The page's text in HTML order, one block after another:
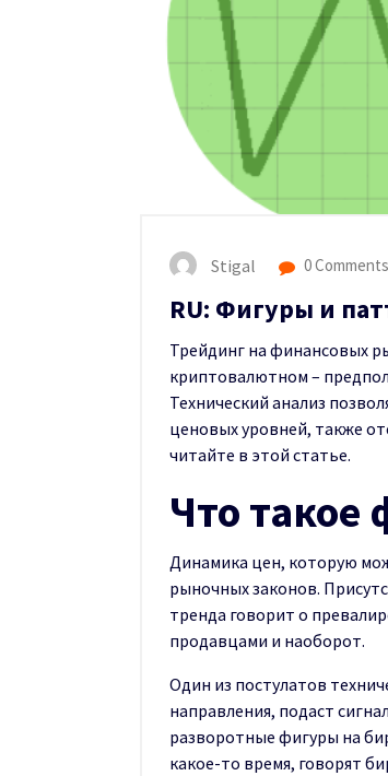
Stigal 0 Comments
RU: Фигуры и
Трейдинг на финансовых
криптовалютном –
Технический анализ
ценовых уровней, также
читайте в этой статье.
Что
Динамика цен, которую
рыночных законов.
тренда говорит о
продавцами и наоборот.
Один из постулатов
направления, подаст
разворотные фигуры на
какое-то время, говорят